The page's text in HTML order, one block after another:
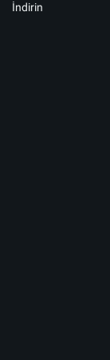
İndirin